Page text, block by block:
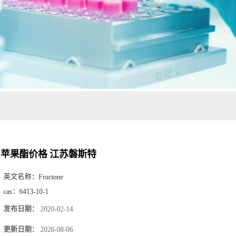
苹果酯价格 江苏磐斯特
英文名称： Fructone
cas： 6413-10-1
发布日期： 2020-02-14
更新日期： 2026-08-06